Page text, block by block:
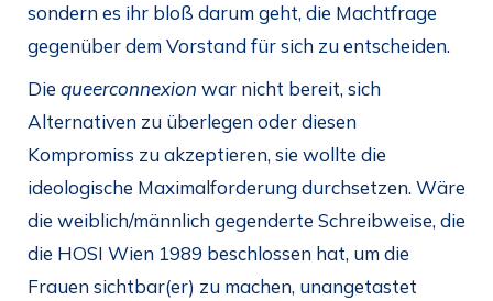
sondern es ihr bloß darum geht, die Machtfrage
gegenüber dem Vorstand für sich zu entscheiden.
Die queerconnexion war nicht bereit, sich
Alternativen zu überlegen oder diesen
Kompromiss zu akzeptieren, sie wollte die
ideologische Maximalforderung durchsetzen. Wäre
die weiblich/männlich gegenderte Schreibweise, die
die HOSI Wien 1989 beschlossen hat, um die
Frauen sichtbar(er) zu machen, unangetastet